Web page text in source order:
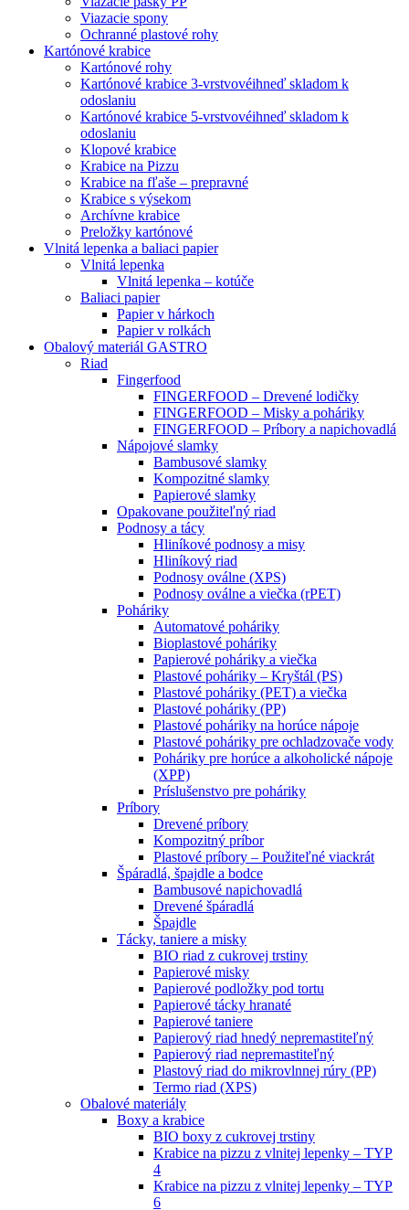
Viazacie spony
Ochranné plastové rohy
Kartónové krabice
Kartónové rohy
Kartónové krabice 3-vrstvovéihneď skladom k
odoslaniu
Kartónové krabice 5-vrstvovéihneď skladom k
odoslaniu
Klopové krabice
Krabice na Pizzu
Krabice na fľaše – prepravné
Krabice s výsekom
Archívne krabice
Preložky kartónové
Vlnitá lepenka a baliaci papier
Vlnitá lepenka
Vlnitá lepenka – kotúče
Baliaci papier
Papier v hárkoch
Papier v rolkách
Obalový materiál GASTRO
Riad
Fingerfood
FINGERFOOD – Drevené lodičky
FINGERFOOD – Misky a poháriky
FINGERFOOD – Príbory a napichovadlá
Nápojové slamky
Bambusové slamky
Kompozitné slamky
Papierové slamky
Opakovane použiteľný riad
Podnosy a tácy
Hliníkové podnosy a misy
Hliníkový riad
Podnosy oválne (XPS)
Podnosy oválne a viečka (rPET)
Poháriky
Automatové poháriky
Bioplastové poháriky
Papierové poháriky a viečka
Plastové poháriky – Kryštál (PS)
Plastové poháriky (PET) a viečka
Plastové poháriky (PP)
Plastové poháriky na horúce nápoje
Plastové poháriky pre ochladzovače vody
Poháriky pre horúce a alkoholické nápoje
(XPP)
Príslušenstvo pre poháriky
Príbory
Drevené príbory
Kompozitný príbor
Plastové príbory – Použiteľné viackrát
Špáradlá, špajdle a bodce
Bambusové napichovadlá
Drevené špáradlá
Špajdle
Tácky, taniere a misky
BIO riad z cukrovej trstiny
Papierové misky
Papierové podložky pod tortu
Papierové tácky hranaté
Papierové taniere
Papierový riad hnedý nepremastiteľný
Papierový riad nepremastiteľný
Plastový riad do mikrovlnnej rúry (PP)
Termo riad (XPS)
Obalové materiály
Boxy a krabice
BIO boxy z cukrovej trstiny
Krabice na pizzu z vlnitej lepenky – TYP
4
Krabice na pizzu z vlnitej lepenky – TYP
6